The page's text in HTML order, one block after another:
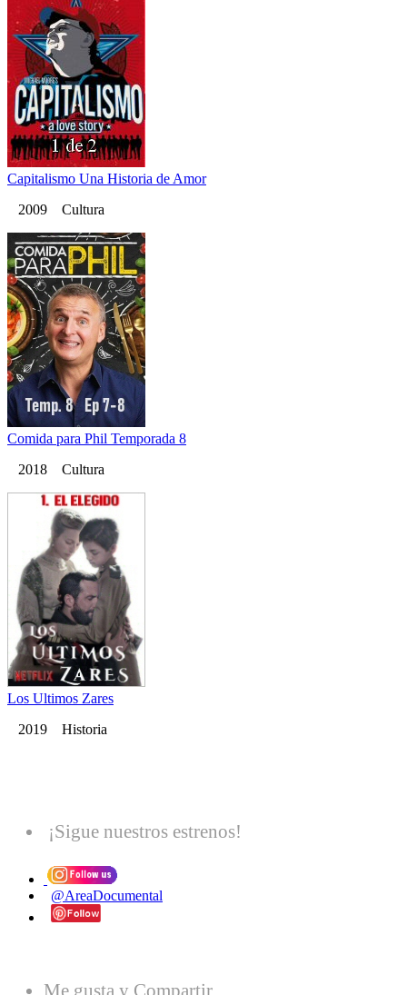
Capitalismo Una Historia de Amor
2009 Cultura
Comida para Phil Temporada 8
2018 Cultura
Los Ultimos Zares
2019 Historia
¡Sigue nuestros estrenos!
@AreaDocumental
Me gusta y Compartir